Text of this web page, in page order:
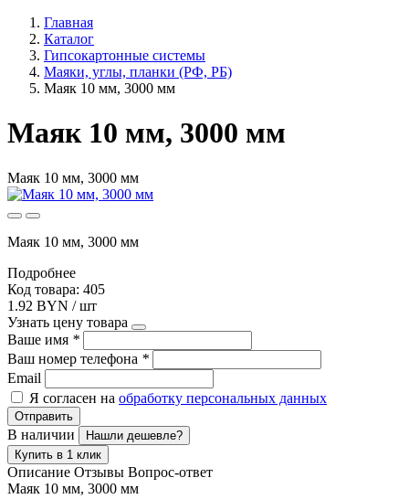
Главная
Каталог
Гипсокартонные системы
Маяки, углы, планки (РФ, РБ)
Маяк 10 мм, 3000 мм
Маяк 10 мм, 3000 мм
Маяк 10 мм, 3000 мм
Маяк 10 мм, 3000 мм
Подробнее
Код товара: 405
1.92 BYN / шт
Узнать цену товара
Ваше имя *
Ваш номер телефона *
Email
Я согласен на обработку персональных данных
Отправить
В наличии
Нашли дешевле?
Купить в 1 клик
Описание Отзывы Вопрос-ответ
Маяк 10 мм, 3000 мм